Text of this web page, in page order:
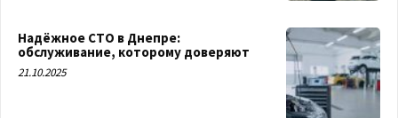
Надёжное СТО в Днепре:
обслуживание, которому доверяют
21.10.2025